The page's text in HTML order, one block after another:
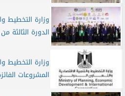
وزارة التخطيط
الدورة الثالثة
وزارة التخطيط
المشروعات